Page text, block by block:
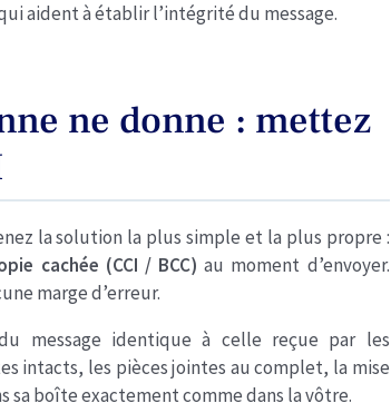
aident à établir l’intégrité du message.
ne donne : mettez
la solution la plus simple et la plus propre :
cachée (CCI / BCC) au moment d’envoyer.
marge d’erreur.
message identique à celle reçue par les
intacts, les pièces jointes au complet, la mise
sa boîte exactement comme dans la vôtre.